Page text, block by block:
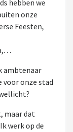
hebben we
onze
Feesten,
ambtenaar
voor onze stad
maar dat
werk op de